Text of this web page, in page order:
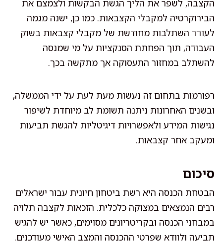
הקצבה, לשפר את הליך הגשת הבקשות ולצמצם את
הבירוקרטיה למקבלי הקצבאות. כמו כן, ישנה מגמה
לעודד השתלבות מחודשת של מקבלי קצבאות בשוק
העבודה, תוך הפחתת הסנקציות על מי שמנסה
להשתלב במחזור התעסוקה אך מתקשה בכך.
רפורמות בתחום זה נעשות מעת לעת על ידי הממשלה,
ובשנים האחרונות ניתנה תשומת לב מיוחדת לשיפור
נגישות המידע ולאפשרויות דיגיטליות להגשת תביעות
ומעקב אחר קצבאות.
סיכום
הבטחת הכנסה היא רשת ביטחון חיונית עבור ישראלים
רבים הנמצאים במצוקה כלכלית. הזכאות לקצבה תלויה
במבחני הכנסה ובקריטריונים מסוימים, כאשר יש להגיש
תביעה ולוודא שפרטי ההכנסה והמצב האישי מעודכנים.